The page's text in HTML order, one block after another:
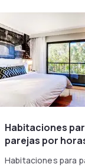
Habitaciones
parejas por
Habitaciones para